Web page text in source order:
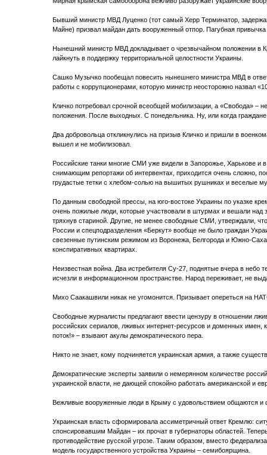
Бывший министр МВД Луценко (тот самый Херр Терминатор,
Майне) призвал майдан дать вооруженный отпор. Пагубная
Нынешний министр МВД докладывает о чрезвычайном положении в
лайкнуть в поддержку территориальной целостности Украины.
Сашко Музычко пообещал повесить нынешнего министра МВД в
работы с коррупционерами, которую министр неосторожно назвал
Кличко потребовал срочной всеобщей мобилизации, а «Свобода» –
положения. После выходных. С понедельника. Ну, или когда
Два добровольца откликнулись на призыв Кличко и пришли в
вышел и не мобилизовал.
Российские танки многие СМИ уже видели в Запорожье, Харькове и
снимающим репортажи об интервентах, приходится очень сложно,
грудастые тетки с хлебом-солью на вышитых рушниках и веселые
По данным свободной прессы, на юго-востоке Украины по указке
очень пожилые люди, которые участвовали в штурмах и вешали над
тряхнув стариной. Другие, не менее свободные СМИ, утверждали,
России и спецподразделения «Беркут» вообще не было граждан
свезенные путинским режимом из Воронежа, Белгорода и Южно-
конспиративных квартирах.
Неизвестная война. Два истребителя Су-27, поднятые вчера в небо
исчезли в информационном пространстве. Народ переживает, не
Михо Саакашвили никак не угомонится. Призывает опереться на
Свободные журналисты предлагают ввести цензуру в отношении
российских сериалов, лживых интернет-ресурсов и доменных имен,
поток!» – взывают акулы демократического пера.
Никто не знает, кому подчиняется украинская армия, а также
Демократические эксперты заявили о немерянном количестве
украинской власти, не дающей спокойно работать американской и
Вежливые вооруженные люди в Крыму с удовольствием общаются и
Украинская власть сформировала ассиметричный ответ Кремлю:
спонсировавшим Майдан – их прочат в губернаторы областей.
противодействие русской угрозе. Таким образом, вместо
модель государственного устройства Украины – семибоярщина.